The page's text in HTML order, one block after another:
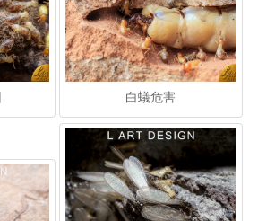
白蟻危害